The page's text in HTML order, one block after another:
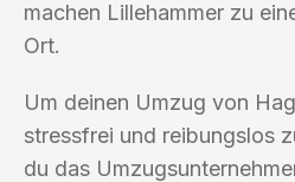
machen Lillehammer zu
Ort.
Um deinen Umzug von
stressfrei und reibungslos
du das